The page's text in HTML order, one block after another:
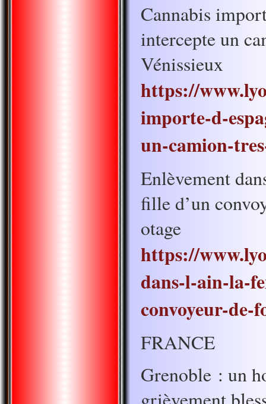
Cannabis
intercepte un
Vénissieux
https://
importe-d-
un-camion-
Enlèvement
fille d’un
otage
https://
dans-l-ain-la-
convoyeur-de-
FRANCE
Grenoble : un